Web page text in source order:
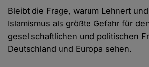
Bleibt die Frage, warum Lehnert
Islamismus als größte Gefahr für den
gesellschaftlichen und politischen
Deutschland und Europa sehen.